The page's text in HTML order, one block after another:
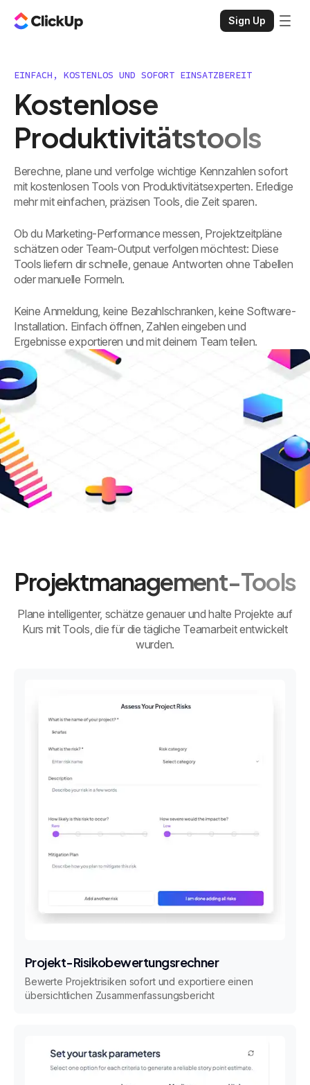
Sign Up
EINFACH, KOSTENLOS UND SOFORT EINSATZBEREIT
Kostenlose
Produktivitätstools
Berechne, plane und verfolge wichtige Kennzahlen sofort
mit kostenlosen Tools von Produktivitätsexperten. Erledige
mehr mit einfachen, präzisen Tools, die Zeit sparen.
Ob du Marketing-Performance messen, Projektzeitpläne
schätzen oder Team-Output verfolgen möchtest: Diese
Tools liefern dir schnelle, genaue Antworten ohne Tabellen
oder manuelle Formeln.
Keine Anmeldung, keine Bezahlschranken, keine Software-
Installation. Einfach öffnen, Zahlen eingeben und
Ergebnisse exportieren und mit deinem Team teilen.
Projektmanagement-Tools
Plane intelligenter, schätze genauer und halte Projekte auf
Kurs mit Tools, die für die tägliche Teamarbeit entwickelt
wurden.
Projekt-Risikobewertungsrechner
Bewerte Projektrisiken sofort und exportiere einen
übersichtlichen Zusammenfassungsbericht